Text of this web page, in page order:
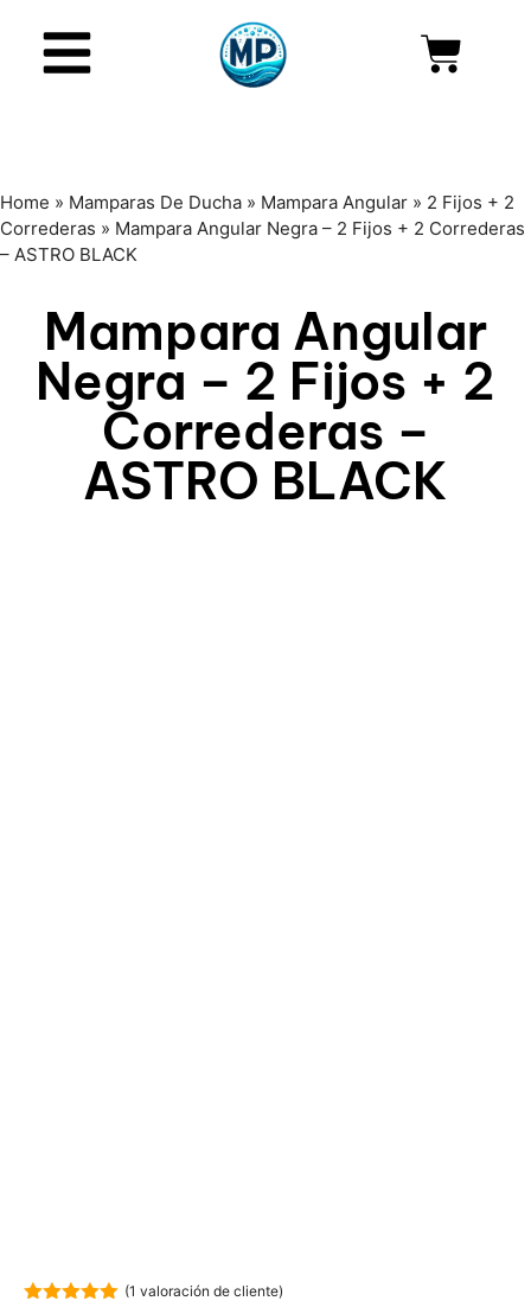
Home » Mamparas De Ducha » Mampara Angular » 2 Fijos + 2
Correderas » Mampara Angular Negra – 2 Fijos + 2 Correderas
– ASTRO BLACK
Mampara Angular
Negra – 2 Fijos + 2
Correderas –
ASTRO BLACK
(1 valoración de cliente)